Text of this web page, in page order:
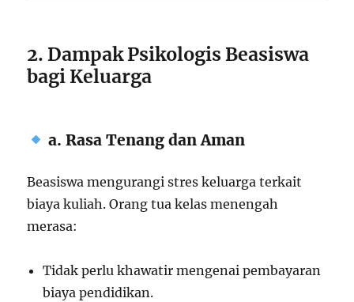
2. Dampak Psikologis Beasiswa
bagi Keluarga
a. Rasa Tenang dan Aman
Beasiswa mengurangi stres keluarga terkait
biaya kuliah. Orang tua kelas menengah
merasa:
Tidak perlu khawatir mengenai pembayaran
biaya pendidikan.